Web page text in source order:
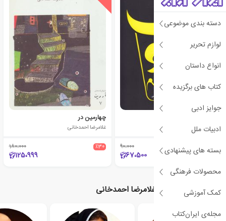
دسته بندی موضوعی
لوازم تحریر
انواع داستان
کتاب های برگزیده
جوایز ادبی
ادبیات ملل
بسته های پیشنهادی
محصولات فرهنگی
کمک آموزشی
مجله‌ی ایران‌کتاب
غلامرضا احمدخانی
٪25 90،000
67،500
چهارمین در
غلامرضا احمدخانی
٪30 180،000
125،999
نویسندگان مرتبط با غلامرضا احمدخانی